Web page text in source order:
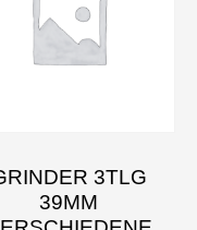
3TLG
39MM